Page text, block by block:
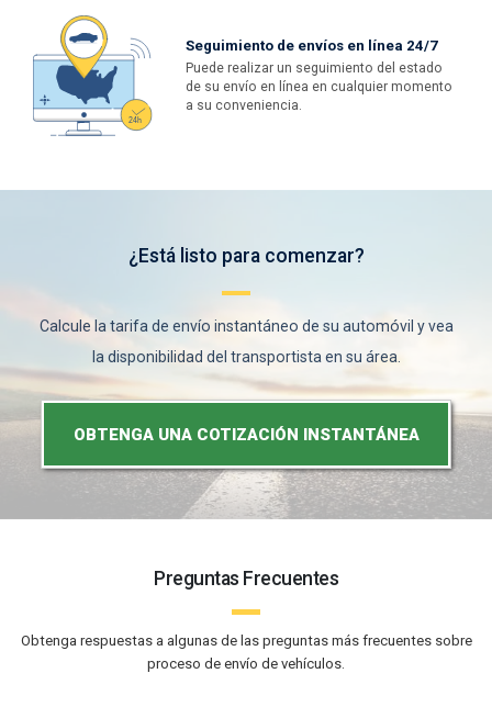
Seguimiento de envíos en línea 24/7
Puede realizar un seguimiento del estado
de su envío en línea en cualquier momento
a su conveniencia.
¿Está listo para comenzar?
Calcule la tarifa de envío instantáneo de su automóvil y vea
la disponibilidad del transportista en su área.
OBTENGA UNA COTIZACIÓN INSTANTÁNEA
Preguntas Frecuentes
Obtenga respuestas a algunas de las preguntas más frecuentes sobre
proceso de envío de vehículos.